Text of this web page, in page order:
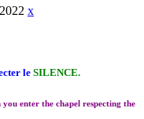
x
le SILENCE.
enter the chapel respecting the